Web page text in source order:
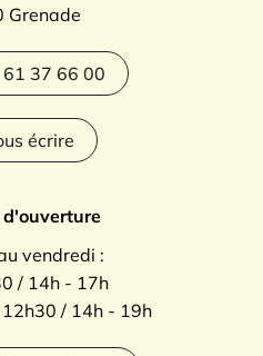
Grenade
37 66 00
écrire
d'ouverture
vendredi :
/ 14h - 17h
/ 14h - 19h